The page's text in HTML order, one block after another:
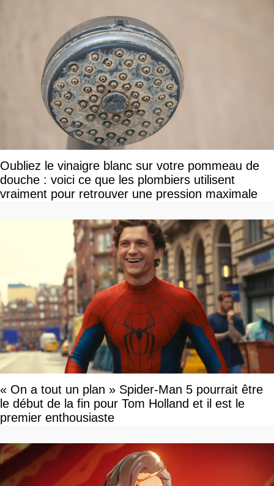
Oubliez le vinaigre blanc sur votre pommeau de
douche : voici ce que les plombiers utilisent
vraiment pour retrouver une pression maximale
« On a tout un plan » Spider-Man 5 pourrait être
le début de la fin pour Tom Holland et il est le
premier enthousiaste